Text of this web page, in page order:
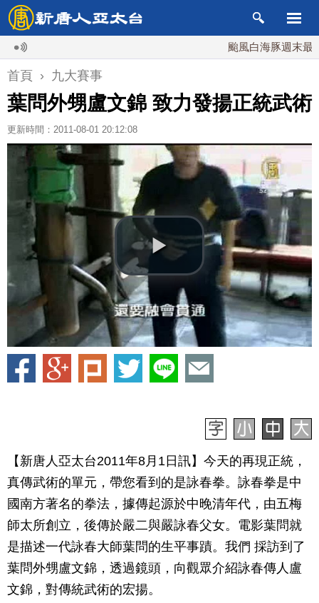
颱風白海豚週末最接近
首頁 › 九大賽事
葉問外甥盧文錦 致力發揚正統武術
更新時間：2011-08-01 20:12:08
【新唐人亞太台2011年8月1日訊】今天的再現正統，
真傳武術的單元，帶您看到的是詠春拳。詠春拳是中
國南方著名的拳法，據傳起源於中晚清年代，由五梅
師太所創立，後傳於嚴二與嚴詠春父女。電影葉問就
是描述一代詠春大師葉問的生平事蹟。我們 採訪到了
葉問外甥盧文錦，透過鏡頭，向觀眾介紹詠春傳人盧
文錦，對傳統武術的宏揚。